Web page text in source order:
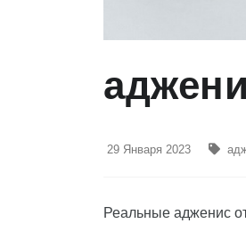
29 Января 2023
Реальные адженис